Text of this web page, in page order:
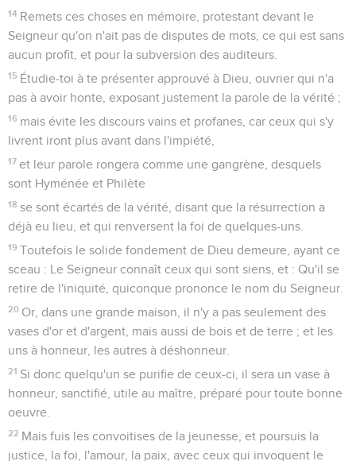
14 Remets ces choses en mémoire, protestant devant le
Seigneur qu'on n'ait pas de disputes de mots, ce qui est sans
aucun profit, et pour la subversion des auditeurs.
15 Étudie-toi à te présenter approuvé à Dieu, ouvrier qui n'a
pas à avoir honte, exposant justement la parole de la vérité ;
16 mais évite les discours vains et profanes, car ceux qui s'y
livrent iront plus avant dans l'impiété,
17 et leur parole rongera comme une gangrène, desquels
sont Hyménée et Philète
18 se sont écartés de la vérité, disant que la résurrection a
déjà eu lieu, et qui renversent la foi de quelques-uns.
19 Toutefois le solide fondement de Dieu demeure, ayant ce
sceau : Le Seigneur connaît ceux qui sont siens, et : Qu'il se
retire de l'iniquité, quiconque prononce le nom du Seigneur.
20 Or, dans une grande maison, il n'y a pas seulement des
vases d'or et d'argent, mais aussi de bois et de terre ; et les
uns à honneur, les autres à déshonneur.
21 Si donc quelqu'un se purifie de ceux-ci, il sera un vase à
honneur, sanctifié, utile au maître, préparé pour toute bonne
oeuvre.
22 Mais fuis les convoitises de la jeunesse, et poursuis la
justice, la foi, l'amour, la paix, avec ceux qui invoquent le